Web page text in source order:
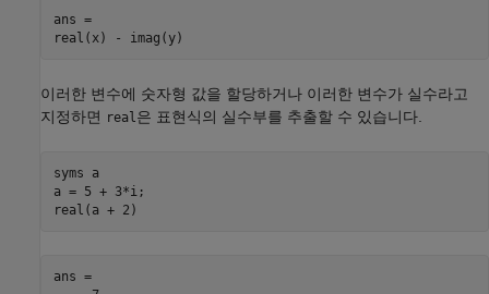
ans =
real(x) - imag(y)
이러한 변수에 숫자형 값을 할당하거나 이러한 변수가 실수라고
지정하면 real은 표현식의 실수부를 추출할 수 있습니다.
syms a
a = 5 + 3*i;
real(a + 2)
ans =